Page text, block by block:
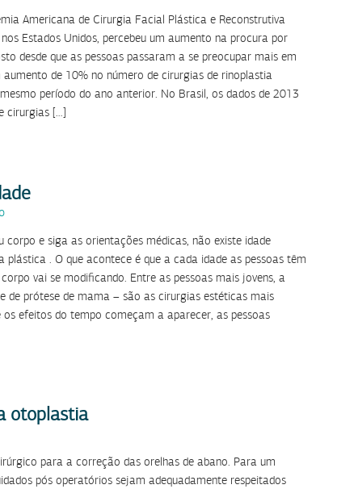
Americana de Cirurgia Facial Plástica e Reconstrutiva
Estados Unidos, percebeu um aumento na procura por
desde que as pessoas passaram a se preocupar mais em
de 10% no número de cirurgias de rinoplastia
período do ano anterior. No Brasil, os dados de 2013
cirurgias […]
corpo e siga as orientações médicas, não existe idade
. O que acontece é que a cada idade as pessoas têm
vai se modificando. Entre as pessoas mais jovens, a
de prótese de mama – são as cirurgias estéticas mais
efeitos do tempo começam a aparecer, as pessoas
otoplastia
para a correção das orelhas de abano. Para um
pós operatórios sejam adequadamente respeitados